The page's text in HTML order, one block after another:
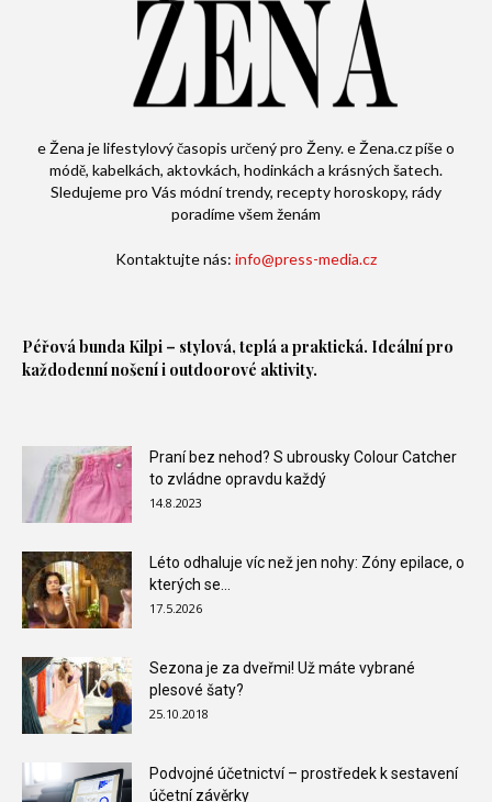
e Žena je lifestylový časopis určený pro Ženy. e Žena.cz píše o
módě, kabelkách, aktovkách, hodinkách a krásných šatech.
Sledujeme pro Vás módní trendy, recepty horoskopy, rády
poradíme všem ženám
Kontaktujte nás: info@press-media.cz
Péřová bunda Kilpi – stylová, teplá a praktická. Ideální pro
každodenní nošení i outdoorové aktivity.
Praní bez nehod? S ubrousky Colour Catcher
to zvládne opravdu každý
14.8.2023
Léto odhaluje víc než jen nohy: Zóny epilace, o
kterých se...
17.5.2026
Sezona je za dveřmi! Už máte vybrané
plesové šaty?
25.10.2018
Podvojné účetnictví – prostředek k sestavení
účetní závěrky